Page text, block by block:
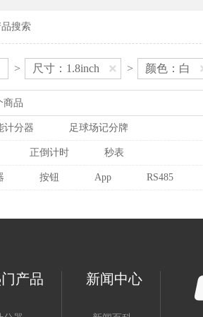
搜索
> 尺寸：1.8inch > 颜色：白
商品
计分器 足球场记分牌
正倒计时 秒表
按钮 App RS485
产品 新闻中心